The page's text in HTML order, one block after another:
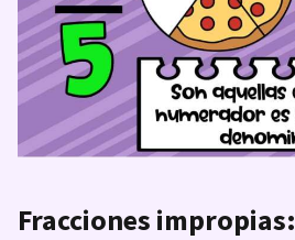
Fracciones impropias: